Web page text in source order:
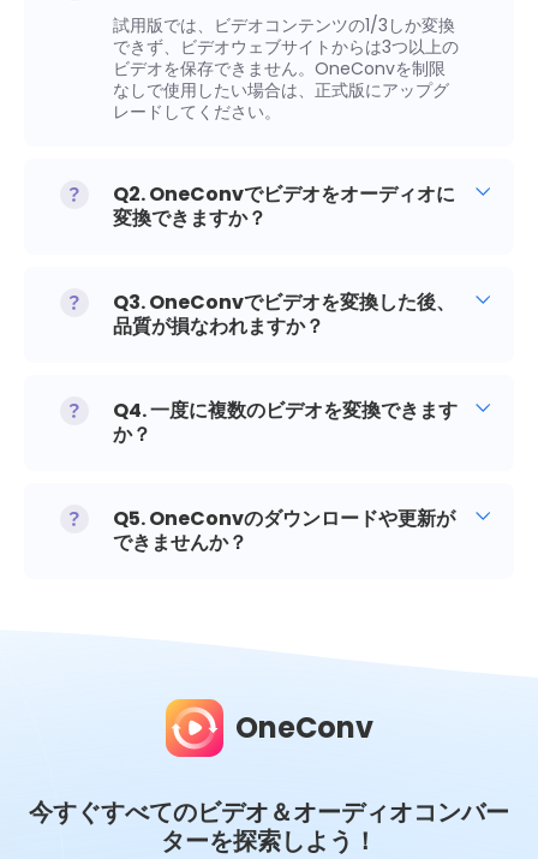
試用版では、ビデオコンテンツの1/3しか変換
できず、ビデオウェブサイトからは3つ以上の
ビデオを保存できません。OneConvを制限
なしで使用したい場合は、正式版にアップグ
レードしてください。
Q2. OneConvでビデオをオーディオに
変換できますか？
Q3. OneConvでビデオを変換した後、
品質が損なわれますか？
Q4. 一度に複数のビデオを変換できます
か？
Q5. OneConvのダウンロードや更新が
できませんか？
OneConv
今すぐすべてのビデオ＆オーディオコンバー
ターを探索しよう！